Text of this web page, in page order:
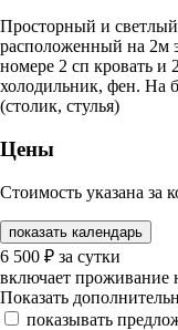
Просторный и
расположенный на 2м
номере 2 сп кровать
холодильник, фен. На
(столик, стулья)
Цены
Стоимость указана за
показать календарь
6 500 ₽ за сутки
включает проживание
Показать
показывать